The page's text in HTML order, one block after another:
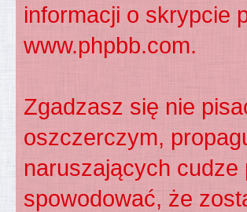
informacji o skrypcie
www.phpbb.com.
Zgadzasz się nie
oszczerczym,
naruszających
spowodować, że